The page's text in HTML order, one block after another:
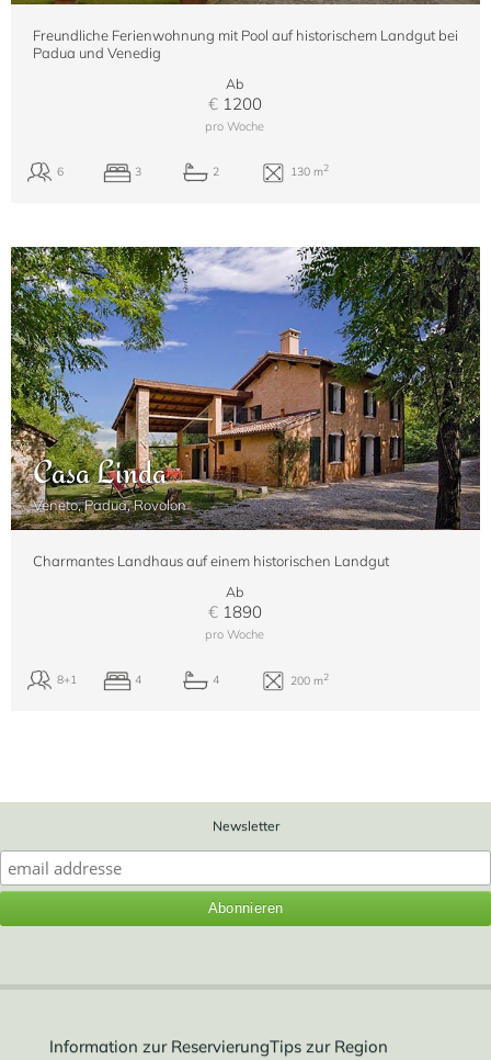
Freundliche Ferienwohnung mit Pool auf historischem Landgut bei
Padua und Venedig
Ab
€1200
pro Woche
Casa Linda
Veneto, Padua, Rovolon
Charmantes Landhaus auf einem historischen Landgut
Ab
€1890
pro Woche
Newsletter
Information zur ReservierungTips zur Region